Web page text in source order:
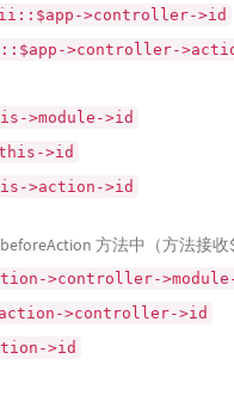
>controller->id
>controller-
>module->id
>id
>action->id
方法中（方法接收
>controller-
>controller->id
>id